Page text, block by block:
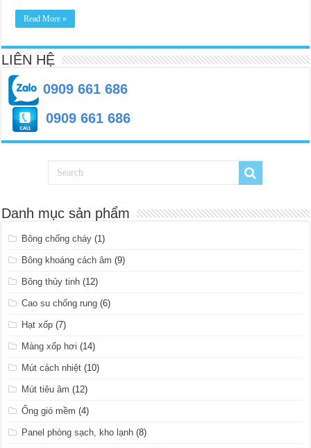
Read More »
LIÊN HỆ
0909 661 686
0909 661 686
Danh mục sản phẩm
Bông chống cháy (1)
Bông khoáng cách âm (9)
Bông thủy tinh (12)
Cao su chống rung (6)
Hạt xốp (7)
Màng xốp hơi (14)
Mút cách nhiệt (10)
Mút tiêu âm (12)
Ống gió mềm (4)
Panel phòng sạch, kho lạnh (8)